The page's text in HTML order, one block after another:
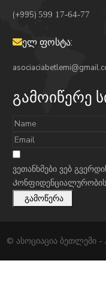
(+995) 599 17-64-77
ელ ფოსტა:
გამოიწერე
ვეთანხმები ვებ
გამოწერა
© ასოციაცია ბეთლემი -